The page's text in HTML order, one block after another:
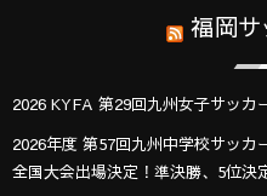
福岡
2026 KYFA 第29回九州女子サッカ
2026年度 第57回九州中学校サッ
全国大会出場決定！準決勝、5位決